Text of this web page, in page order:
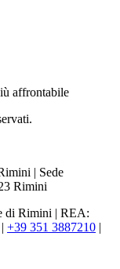
affrontabile
| Sede
Rimini
di Rimini | REA:
| +39 351 3887210 |